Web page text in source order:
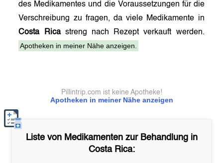
des Medikamentes und die Voraussetzungen für die
Verschreibung zu fragen, da viele Medikamente in
Costa Ricastreng nach Rezept verkauft werden.
Apotheken in meiner Nähe anzeigen.
Apotheken in meiner Nähe anzeigen
Pillintrip.com ist keine Apotheke!
Liste von Medikamenten zur Behandlung in
Costa Rica: